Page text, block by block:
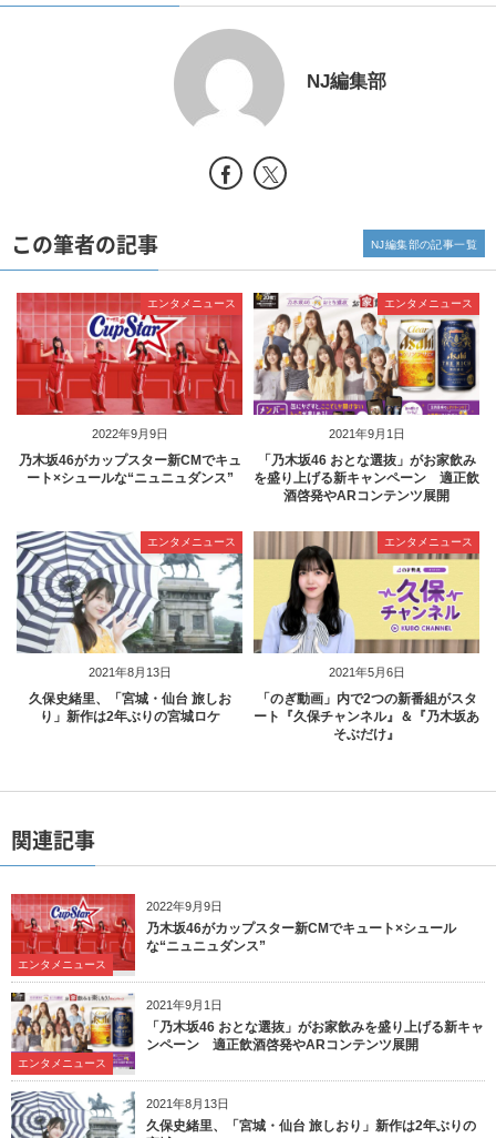
NJ編集部
この筆者の記事
2022年9月9日
エンタメニュース
乃木坂46がカップスター新CMでキュ
ート×シュールな“ニュニュダンス”
2021年9月1日
エンタメニュース
「乃木坂46 おとな選抜」がお家飲み
を盛り上げる新キャンペーン 適正飲
酒啓発やARコンテンツ展開
2021年8月13日
エンタメニュース
久保史緒里、「宮城・仙台 旅しお
り」新作は2年ぶりの宮城ロケ
2021年5月6日
エンタメニュース
「のぎ動画」内で2つの新番組がスタ
ート『久保チャンネル』＆『乃木坂あ
そぶだけ』
NJ編集部の記事一覧
関連記事
2022年9月9日
エンタメニュース
乃木坂46がカップスター新CMでキュート×シュール
な“ニュニュダンス”
2021年9月1日
エンタメニュース
「乃木坂46 おとな選抜」がお家飲みを盛り上げる新キャ
ンペーン 適正飲酒啓発やARコンテンツ展開
2021年8月13日
久保史緒里、「宮城・仙台 旅しおり」新作は2年ぶりの